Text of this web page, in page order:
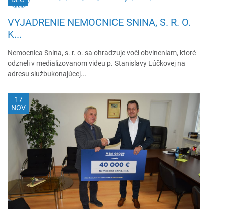
VYJADRENIE NEMOCNICE SNINA, S. R. O.
K...
Nemocnica Snina, s. r. o. sa ohradzuje voči obvineniam, ktoré
odzneli v medializovanom videu p. Stanislavy Lúčkovej na
adresu službukonajúcej...
17
NOV